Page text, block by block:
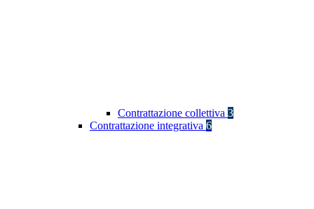
Contrattazione collettiva 3
Contrattazione integrativa 6